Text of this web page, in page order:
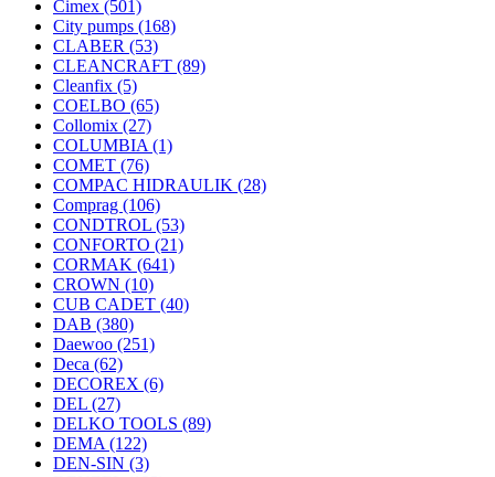
Cimex (501)
City pumps (168)
CLABER (53)
CLEANCRAFT (89)
Cleanfix (5)
COELBO (65)
Collomix (27)
COLUMBIA (1)
COMET (76)
COMPAC HIDRAULIK (28)
Comprag (106)
CONDTROL (53)
CONFORTO (21)
CORMAK (641)
CROWN (10)
CUB CADET (40)
DAB (380)
Daewoo (251)
Deca (62)
DECOREX (6)
DEL (27)
DELKO TOOLS (89)
DEMA (122)
DEN-SIN (3)